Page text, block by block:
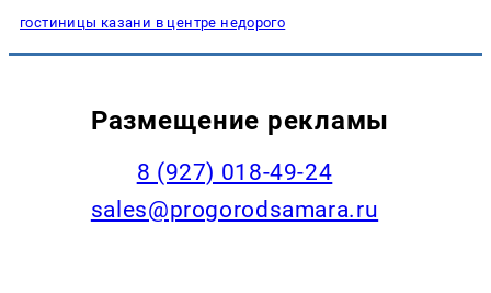
гостиницы казани в центре недорого
Размещение рекламы
8 (927) 018-49-24
sales@progorodsamara.ru